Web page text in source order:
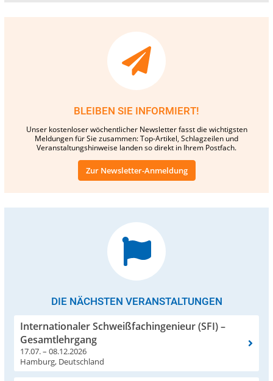
BLEIBEN SIE INFORMIERT!
Unser kostenloser wöchentlicher Newsletter fasst die wichtigsten
Meldungen für Sie zusammen: Top-Artikel, Schlagzeilen und
Veranstaltungshinweise landen so direkt in Ihrem Postfach.
Zur Newsletter-Anmeldung
DIE NÄCHSTEN VERANSTALTUNGEN
Internationaler Schweißfachingenieur (SFI) –
Gesamtlehrgang
17.07. – 08.12.2026
Hamburg, Deutschland